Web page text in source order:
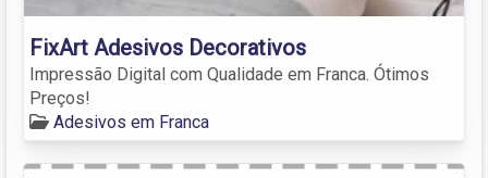
FixArt Adesivos Decorativos
Impressão Digital com Qualidade em Franca. Ótimos
Preços!
Adesivos em Franca